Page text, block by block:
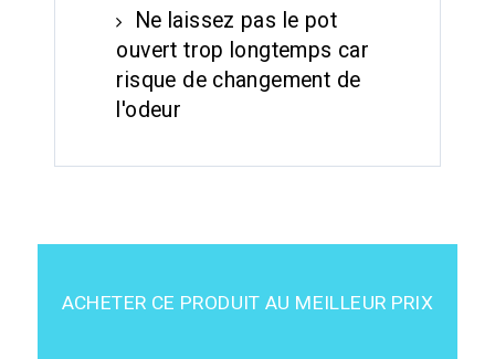
Ne laissez pas le pot
ouvert trop longtemps car
risque de changement de
l'odeur
ACHETER CE PRODUIT AU MEILLEUR PRIX